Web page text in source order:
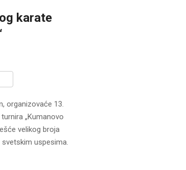
karate
organizovaće 13.
„Kumanovo
velikog broja
uspesima.